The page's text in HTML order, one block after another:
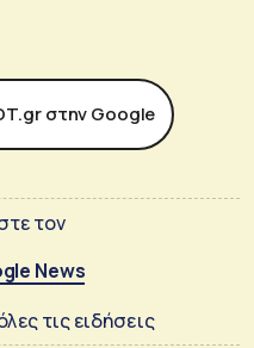
στην Google
τον
News
τις ειδήσεις